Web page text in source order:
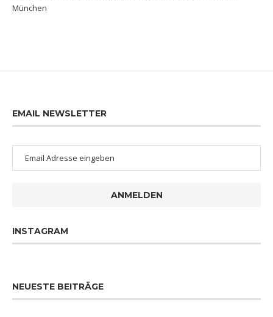
München
EMAIL NEWSLETTER
ANMELDEN
INSTAGRAM
NEUESTE BEITRÄGE